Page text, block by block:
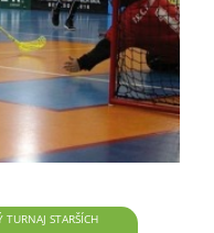
STARŠÍCH